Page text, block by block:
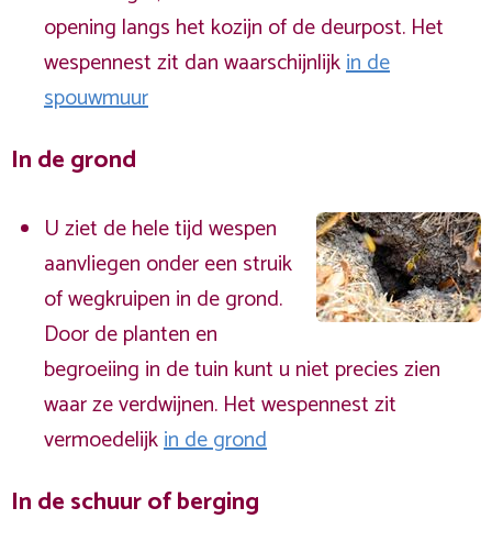
opening langs het kozijn of de deurpost. Het
wespennest zit dan waarschijnlijkin de
spouwmuur
In de grond
U ziet de hele tijd wespen
aanvliegen onder een struik
of wegkruipen in de grond.
Door de planten en
begroeiing in de tuin kunt u niet precies zien
waar ze verdwijnen. Het wespennest zit
vermoedelijkin de grond
In de schuur of berging